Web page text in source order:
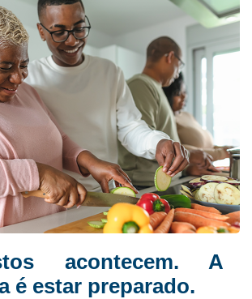
acontecem. A
é estar preparado.